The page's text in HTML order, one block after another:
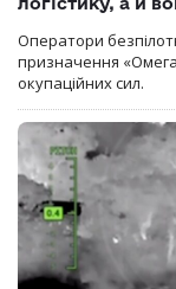
Оператори
призначення
окупаційних сил.